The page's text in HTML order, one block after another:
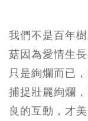
我們不是百年
菇因為愛情生
只是絢爛而已
捕捉壯麗絢爛
良的互動，才